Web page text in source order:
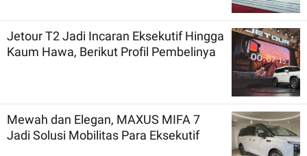
Jetour T2 Jadi Incaran Eksekutif Hingga
Kaum Hawa, Berikut Profil Pembelinya
Mewah dan Elegan, MAXUS MIFA 7
Jadi Solusi Mobilitas Para Eksekutif